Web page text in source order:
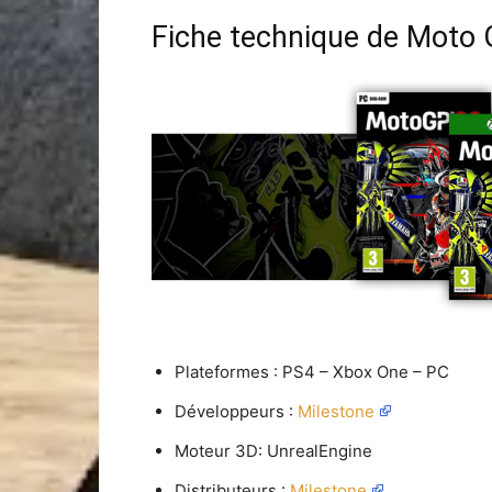
Fiche technique de Moto
Plateformes : PS4 – Xbox One – PC
Développeurs : Milestone
Moteur 3D: UnrealEngine